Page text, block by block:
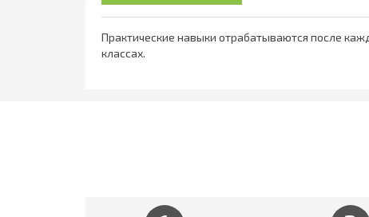
Практические навыки отрабатываются после
классах.